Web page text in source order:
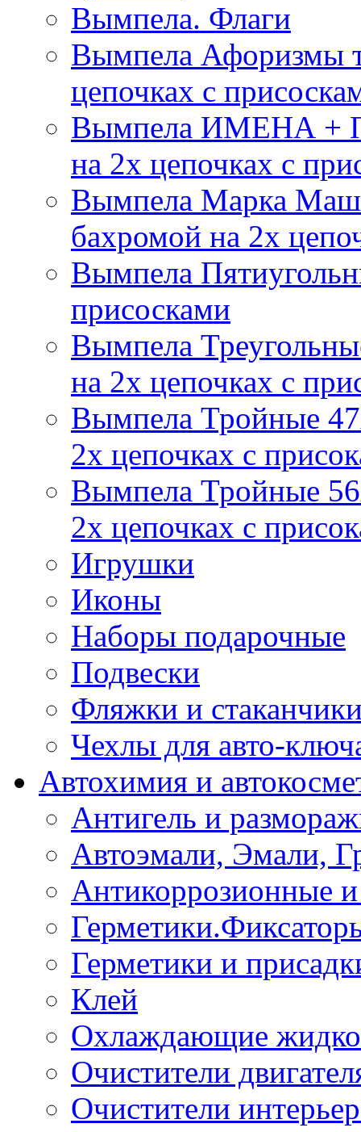
Вымпела. Флаги
Вымпела Афоризмы
цепочках с
Вымпела ИМЕНА +
на 2х цепочках с
Вымпела Марка
бахромой на 2х
Вымпела
присосками
Вымпела
на 2х цепочках с
Вымпела Тройные
2х цепочках с
Вымпела Тройные
2х цепочках с
Игрушки
Иконы
Наборы подарочные
Подвески
Фляжки и
Чехлы для авто-
Автохимия и
Антигель и
Автоэмали, Эмали,
Антикоррозионные
Герметики и
Клей
Охлаждающие
Очистители
Очистители